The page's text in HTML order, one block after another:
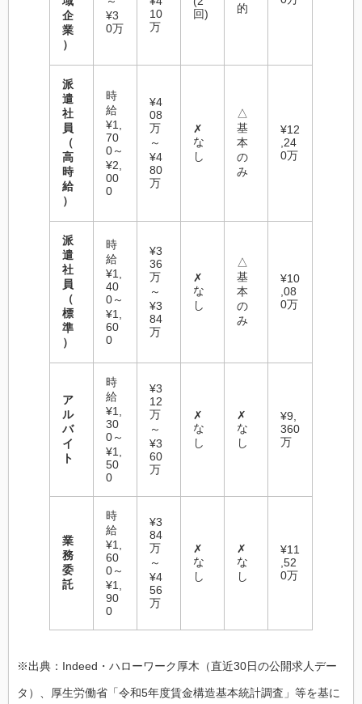
企
業
）
¥3
0万
10
万
回)
的
派
遣
社
員
（
高
時
給
）
時
給
¥1,
70
0～
¥2,
00
0
¥4
08
万
～
¥4
80
万
✗
な
し
△
基
本
の
み
¥12
,24
0万
派
遣
社
員
（
標
準
）
時
給
¥1,
40
0～
¥1,
60
0
¥3
36
万
～
¥3
84
万
✗
な
し
△
基
本
の
み
¥10
,08
0万
ア
ル
バ
イ
ト
時
給
¥1,
30
0～
¥1,
50
0
¥3
12
万
～
¥3
60
万
✗
な
し
✗
な
し
¥9,
360
万
業
務
委
託
時
給
¥1,
60
0～
¥1,
90
0
¥3
84
万
～
¥4
56
万
✗
な
し
✗
な
し
¥11
,52
0万
※出典：Indeed・ハローワーク厚木（直近30日の公開求人デー
タ）、厚生労働省「令和5年度賃金構造基本統計調査」等を基に